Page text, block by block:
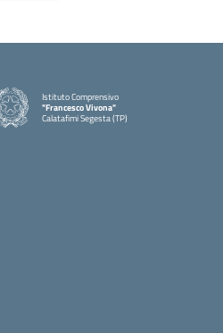
Istituto Comprensivo
"Francesco Vivona"
Calatafimi Segesta (TP)
— Visita la pagina iniziale della scuola